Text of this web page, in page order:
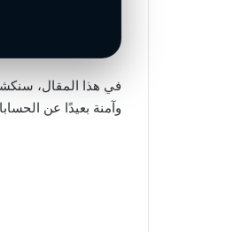
في هذا المقال،
وآمنة بعيدًا عن